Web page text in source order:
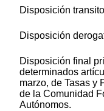
Disposición
Disposición
Disposición final
determinados
marzo, de Tasas y
de la Comunidad
Autónomos.